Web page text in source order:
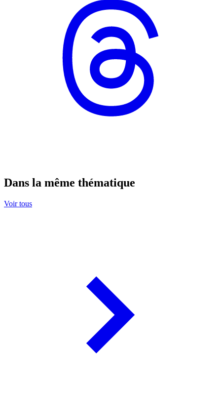
Dans la même thématique
Voir tous